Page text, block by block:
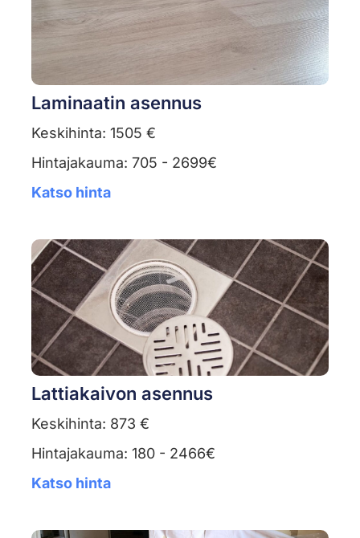
Laminaatin asennus
Keskihinta: 1505 €
Hintajakauma: 705 - 2699€
Katso hinta
Lattiakaivon asennus
Keskihinta: 873 €
Hintajakauma: 180 - 2466€
Katso hinta